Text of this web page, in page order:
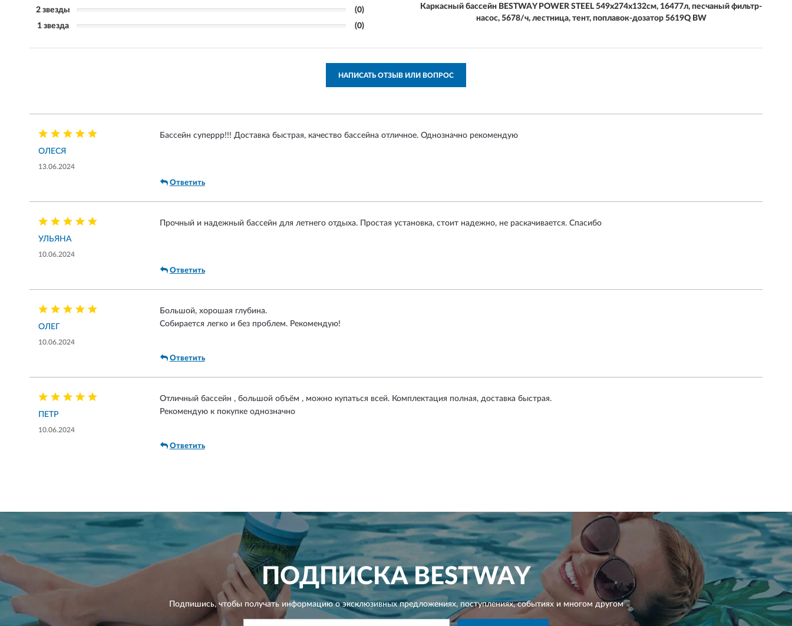
2 звезды
(0)
1 звезда
(0)
Каркасный бассейн BESTWAY POWER STEEL 549х274х132см, 16477л, песчаный фильтр-
насос, 5678/ч, лестница, тент, поплавок-дозатор 5619Q BW
НАПИСАТЬ ОТЗЫВ ИЛИ ВОПРОС
ОЛЕСЯ
13.06.2024
Бассейн суперрр!!! Доставка быстрая, качество бассейна отличное. Однозначно рекомендую
Ответить
УЛЬЯНА
10.06.2024
Прочный и надежный бассейн для летнего отдыха. Простая установка, стоит надежно, не раскачивается. Спасибо
Ответить
ОЛЕГ
10.06.2024
Большой, хорошая глубина.
Собирается легко и без проблем. Рекомендую!
Ответить
ПЕТР
10.06.2024
Отличный бассейн , большой объём , можно купаться всей. Комплектация полная, доставка быстрая.
Рекомендую к покупке однозначно
Ответить
ПОДПИСКАBESTWAY
Подпишись, чтобы получать информацию о эксклюзивных предложениях,поступлениях, событиях и многом другом